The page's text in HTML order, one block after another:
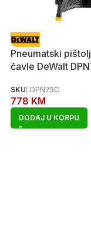
Pneumatski
čavle DeWalt
SKU: DPN75C
778 KM
DODAJ U KORPU